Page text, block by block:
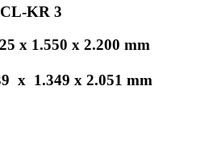
KR 3
x 1.550 x 2.200 mm
x 1.349 x 2.051 mm